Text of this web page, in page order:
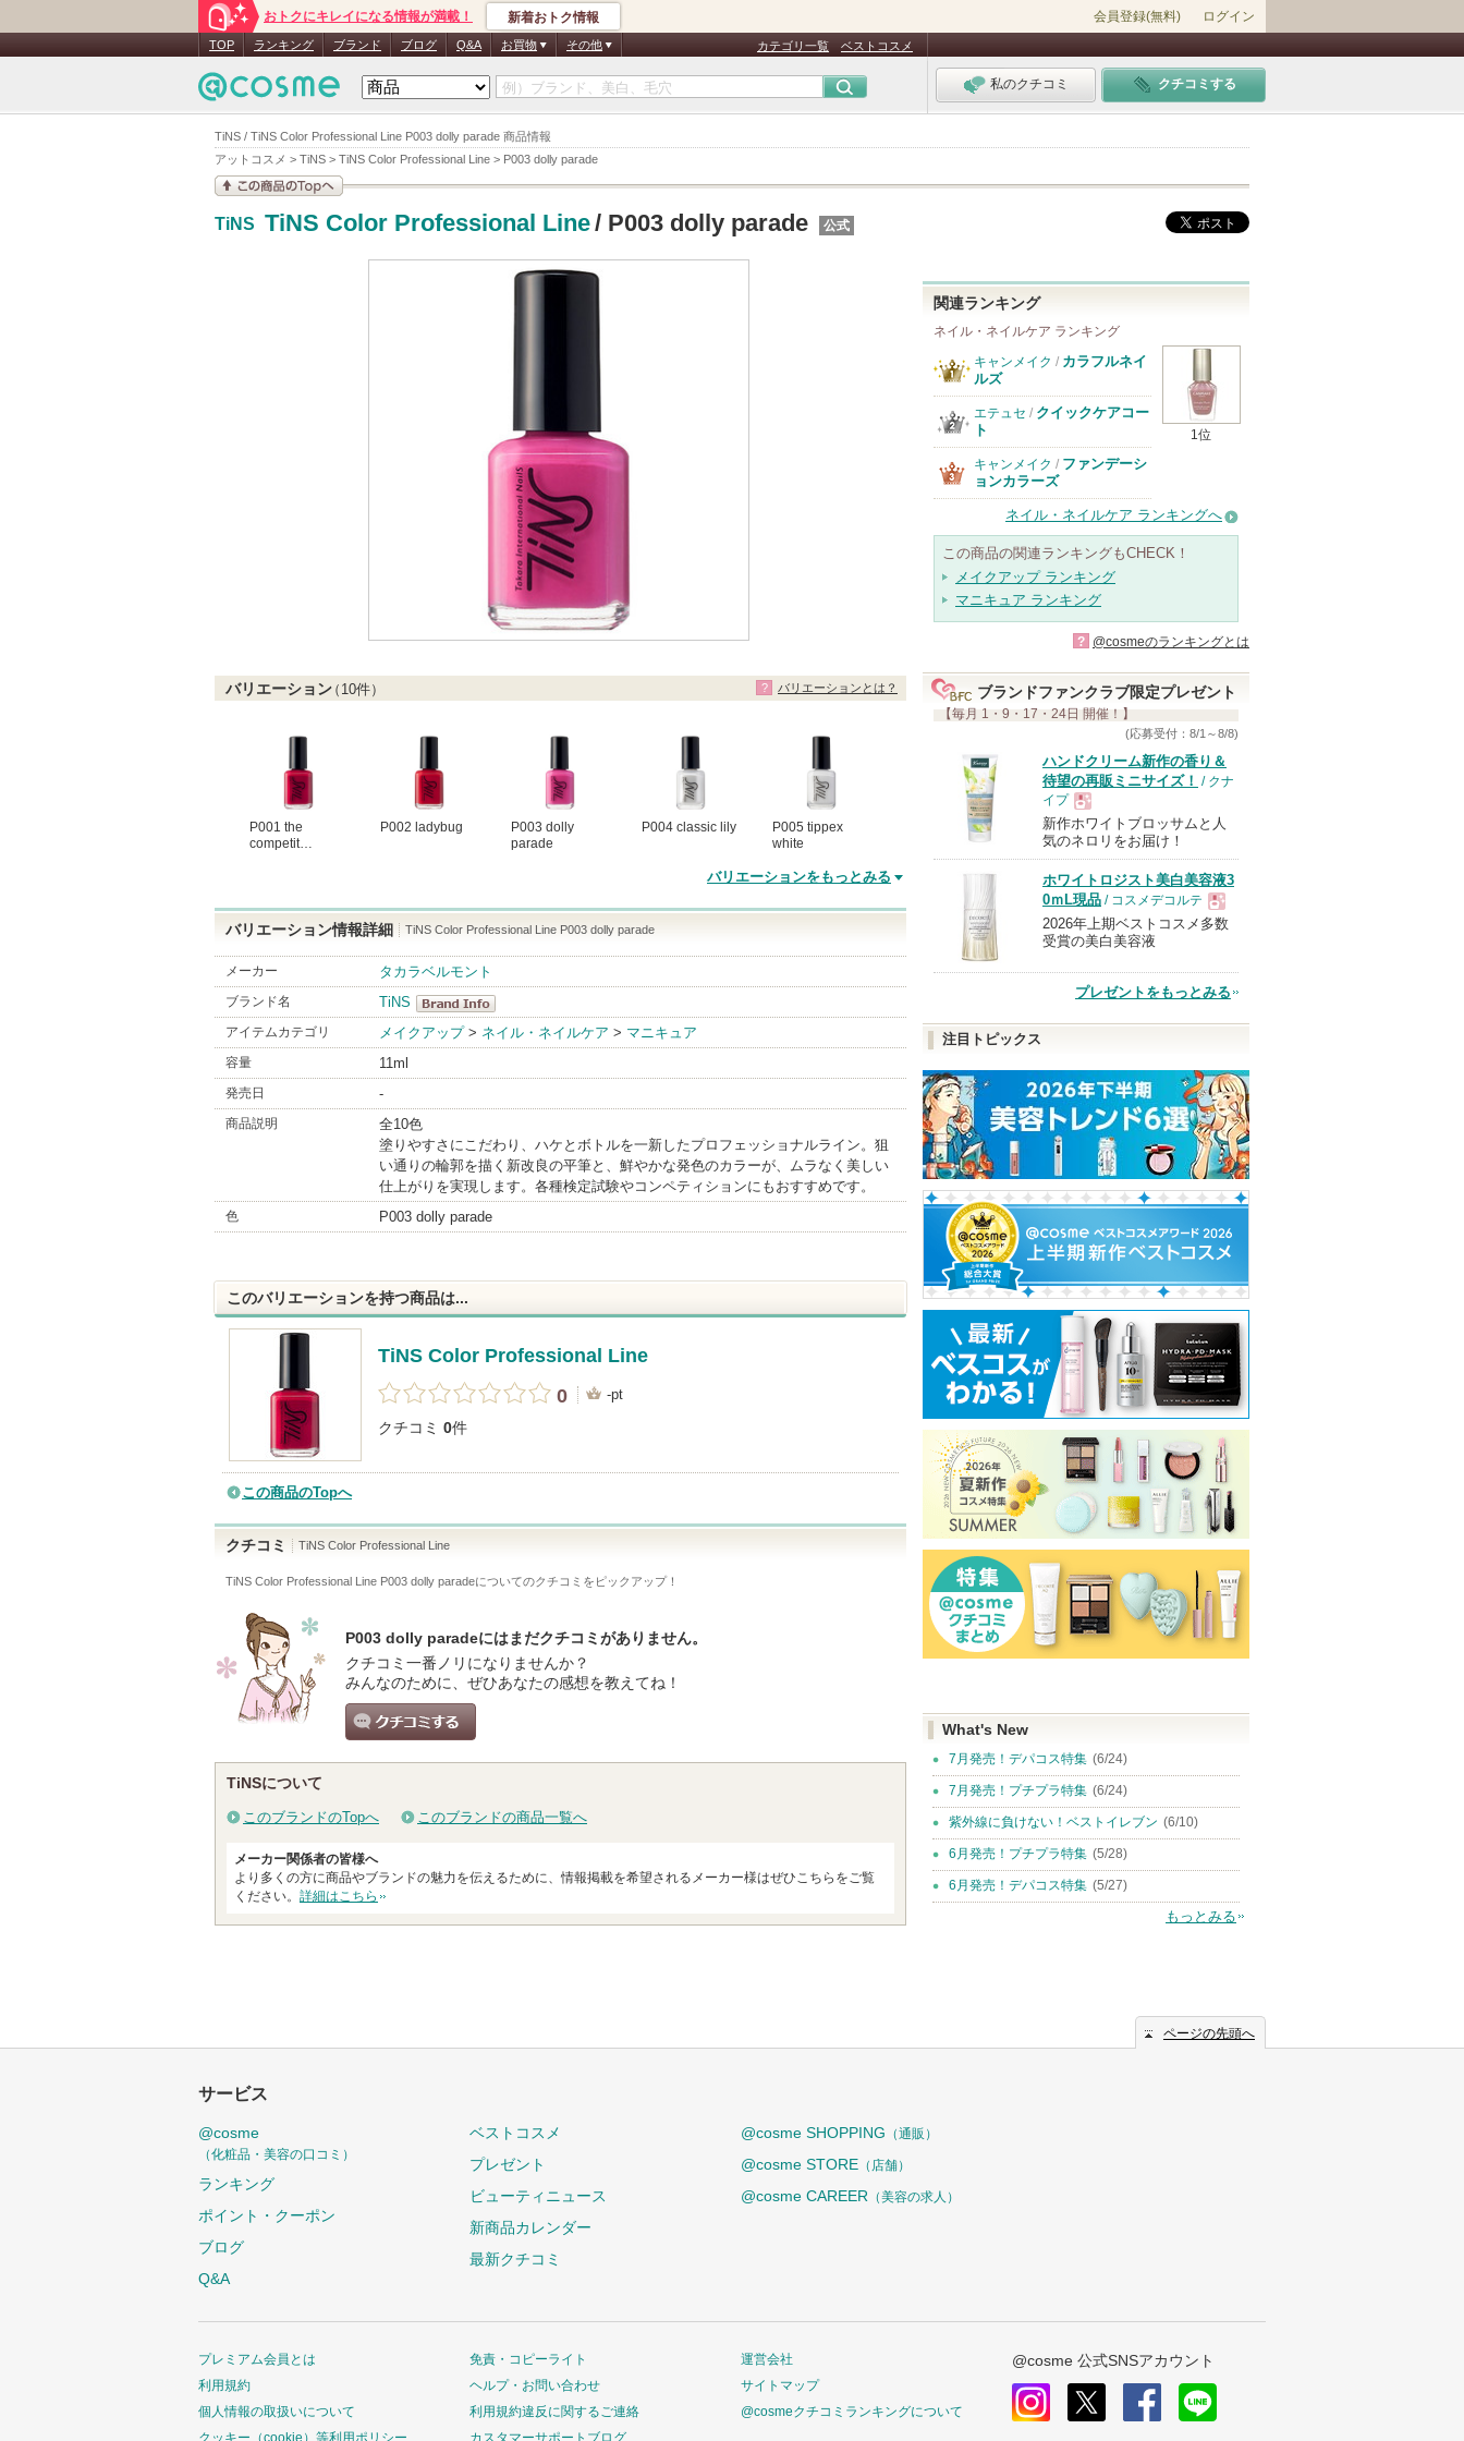
TiNS / TiNS Color Professional Line P003 dolly parade 商品情報
アットコスメ > TiNS > TiNS Color Professional Line > P003 dolly parade
おトクにキレイになる情報が満載！ 新着おトク情報 会員登録(無料) ログイン
TOP ランキング ブランド ブログ Q&A お買物 その他 カテゴリ一覧 ベストコスメ
私のクチコミ クチコミする
この商品の情報を見
TiNS TiNS Color Professional Line/ P003 dolly parade 公式
バリエーション（ 10件）
P001 the
competit…
P002 ladybug
P003 dolly
parade
P004 classic lily
P005 tippex
white
バリエーションをもっとみる
バリエーションとは？
バリエーション情報詳細 TiNS Color Professional Line P003 dolly parade
メーカー タカラベルモント
ブランド名
TiNS
TiNS
BrandInfo
アイテムカテゴリ メイクアップ> ネイル・ネイルケア > マニキュア
容量 11ml
発売日 -
商品説明
全10色
塗りやすさにこだわり、ハケとボトルを一新したプロフェッショナルライン。狙
い通りの輪郭を描く新改良の平筆と、鮮やかな発色のカラーが、ムラなく美しい
仕上がりを実現します。各種検定試験やコンペティションにもおすすめです。
色 P003 dolly parade
このバリエーションを持つ商品は...
TiNS Color Professional Line
0
-pt
クチコミ 0件
この商品のTopへ
クチコミ TiNS Color Professional Line
TiNS Color Professional Line P003 dolly paradeについてのクチコミをピックアップ！
P003 dolly paradeにはまだクチコミがありません。
クチコミ一番ノリになりませんか？
みんなのために、ぜひあなたの感想を教えてね！
TiNSについて
このブランドのTopへ このブランドの商品一覧へ
メーカー関係者の皆様へ
より多くの方に商品やブランドの魅力を伝えるために、情報掲載を希望されるメーカー様はぜひこちらをご覧
ください。 詳細はこちら
関連ランキング
ネイル・ネイルケア ランキング
1位
キャンメイク / カラフルネイ
ルズ
エテュセ / クイックケアコー
ト
キャンメイク / ファンデーシ
ョンカラーズ
ネイル・ネイルケア ランキングへ
この商品の関連ランキングもCHECK！
メイクアップ ランキング
マニキュア ランキング
? @cosmeのランキングとは
ブランドファンクラブ限定プレゼント
【毎月 1・9・17・24日 開催！】
(応募受付：8/1～8/8)
ハンドクリーム新作の香り＆
待望の再販ミニサイズ！ / クナ
イプ
現
品
新作ホワイトブロッサムと人
気のネロリをお届け！
ホワイトロジスト美白美容液3
0ｍL現品 / コスメデコルテ
現
品
2026年上期ベストコスメ多数
受賞の美白美容液
プレゼントをもっとみる
注目トピックス
What's New
7月発売！デパコス特集 (6/24)
7月発売！プチプラ特集 (6/24)
紫外線に負けない！ベストイレブン (6/10)
6月発売！プチプラ特集 (5/28)
6月発売！デパコス特集 (5/27)
もっとみる
ページの先頭へ
サービス
@cosme
（化粧品・美容の口コミ）
ランキング
ポイント・クーポン
ブログ
Q&A
ベストコスメ
プレゼント
ビューティニュース
新商品カレンダー
最新クチコミ
@cosme SHOPPING （通販）
@cosme STORE （店舗）
@cosme CAREER （美容の求人）
プレミアム会員とは
利用規約
個人情報の取扱いについて
クッキー（cookie）等利用ポリシー
免責・コピーライト
ヘルプ・お問い合わせ
利用規約違反に関するご連絡
カスタマーサポートブログ
運営会社
サイトマップ
@cosmeクチコミランキングについて
@cosme 公式SNSアカウント